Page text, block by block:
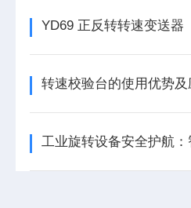
YD69 正反转转速变送器